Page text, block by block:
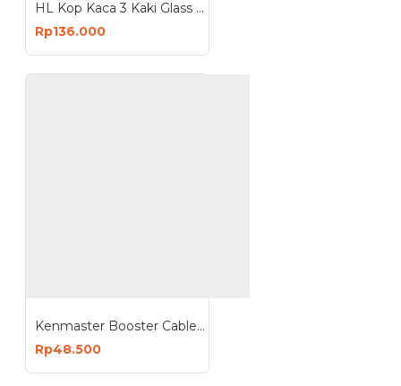
HL Kop Kaca 3 Kaki Glass Sucker
Rp136.000
Kenmaster Booster Cable 200 Ampere - Kabel Jumper Aki 200A
Rp48.500